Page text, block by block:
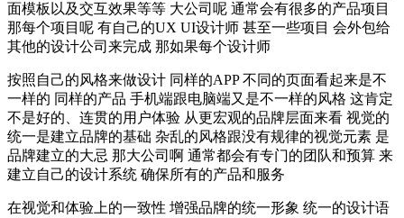
面模板以及交互效果等等 大公司呢 通常会有很多的产品项目
那每个项目呢 有自己的UX UI设计师 甚至一些项目 会外包给
其他的设计公司来完成 那如果每个设计师
按照自己的风格来做设计 同样的APP 不同的页面看起来是不
一样的 同样的产品 手机端跟电脑端又是不一样的风格 这肯定
不是好的、连贯的用户体验 从更宏观的品牌层面来看 视觉的
统一是建立品牌的基础 杂乱的风格跟没有规律的视觉元素 是
品牌建立的大忌 那大公司啊 通常都会有专门的团队和预算 来
建立自己的设计系统 确保所有的产品和服务
在视觉和体验上的一致性 增强品牌的统一形象 统一的设计语